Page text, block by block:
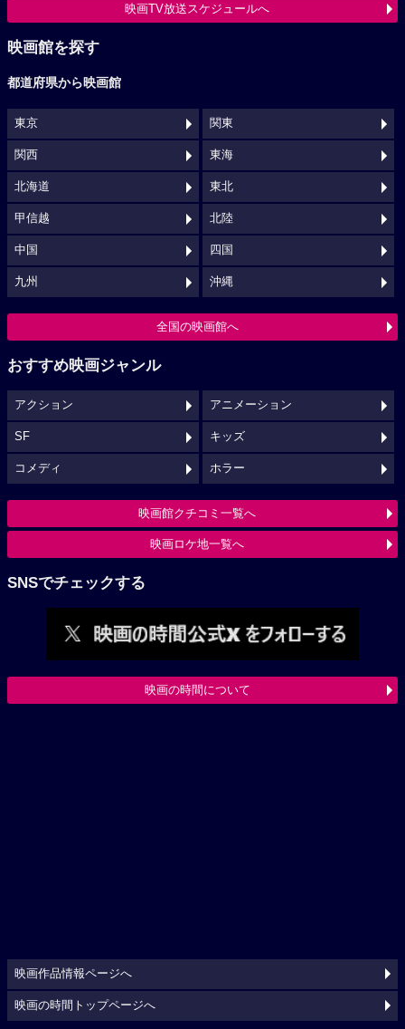
映画TV放送スケジュールへ
映画館を探す
都道府県から映画館
東京 関東
関西 東海
北海道 東北
甲信越 北陸
中国 四国
九州 沖縄
全国の映画館へ
おすすめ映画ジャンル
アクション アニメーション
SF キッズ
コメディ ホラー
映画館クチコミ一覧へ
映画ロケ地一覧へ
SNSでチェックする
映画の時間について
映画作品情報ページへ
映画の時間トップページへ